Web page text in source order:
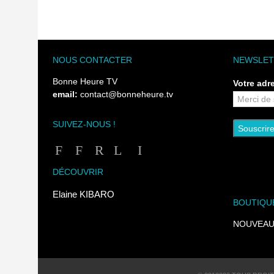
NOUS CONTACTER
Bonne Heure TV
email: contact@bonneheure.tv
SUIVEZ-NOUS !
DÉCOUVRIR
Elaine KIBARO
Votre